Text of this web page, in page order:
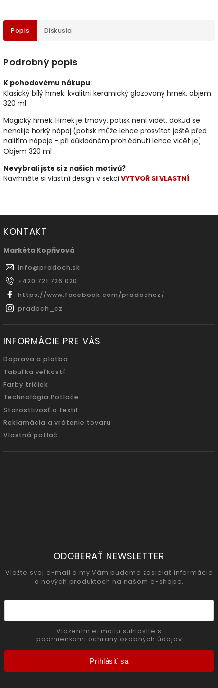
Popis Diskusia
Podrobný popis
K pohodovému nákupu:
Klasický bílý hrnek: kvalitní keramický glazovaný hrnek, objem
320 ml
Magický hrnek: Hrnek je tmavý, potisk není vidět, dokud se
nenalije horký nápoj (potisk může lehce prosvítat ještě před
nalitím nápoje - při důkladném prohlédnutí lehce vidět je).
Objem 320 ml
Nevybrali jste si z našich motivů?
Navrhněte si vlastní design v sekci VYTVOŘ SI VLASTNÍ
KONTAKT
Markéta Kopřivová
info@pradoch.sk
+420 721 726 020
https://www.facebook.com/pradochcz/
pradoch_cz
INFORMÁCIE PRE VÁS
Doprava a platba
Tabuľka veľkostí
Farby tričiek
Technológia Potlače
Starostlivosť o textil
Reklamácia a vrátenie tovaru
Vlastná potlač
ODOBERAŤ NEWSLETTER
Vložte svoj e-mail a my Vám budeme zasielať informácie
o nových produktoch na našom e-shope.
podmienkami ochrany osobných údajov
Prihlásiť sa